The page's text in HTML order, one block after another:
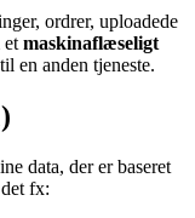
ordrer, uploadede
maskinaflæseligt
en anden tjeneste.
data, der er baseret
fx: